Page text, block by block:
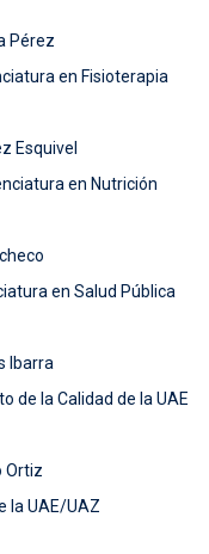
Pérez
en Fisioterapia
Esquivel
en Nutrición
en Salud Pública
Ibarra
de la Calidad de la UAE
Ortiz
la UAE/UAZ